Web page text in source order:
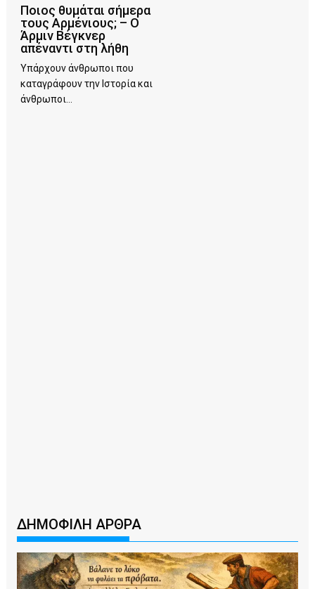
Ποιος θυμάται σήμερα
τους Αρμένιους; – Ο
Άρμιν Βέγκνερ
απέναντι στη λήθη
Υπάρχουν άνθρωποι που
καταγράφουν την Ιστορία και
άνθρωποι...
ΔΗΜΟΦΙΛΗ ΑΡΘΡΑ